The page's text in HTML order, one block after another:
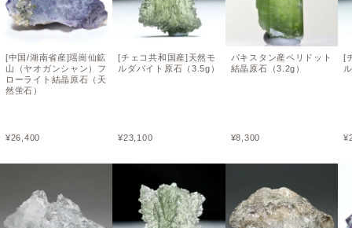
[中国/湖南省産]瑶崗仙鉱
山（ヤオガンシャン）フ
ローライト結晶原石（天
然蛍石）
¥26,400
[チェコ共和国産]天然モ
ルダバイト原石（3.5g）
¥23,100
パキスタン産ペリドット
結晶原石（3.2g）
¥8,300
[
¥